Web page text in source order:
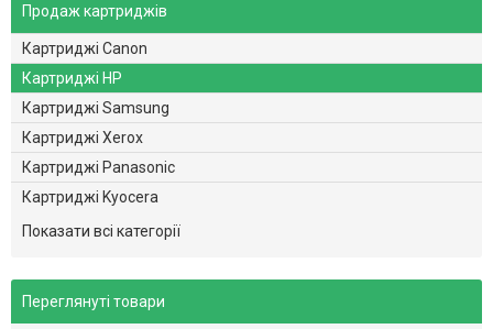
Продаж картриджів
Картриджі Canon
Картриджі HP
Картриджі Samsung
Картриджі Xerox
Картриджі Panasonic
Картриджі Kyocera
Картриджі Brother
Картриджі Dell
Картриджі Epson
Показати всі категорії
Переглянуті товари